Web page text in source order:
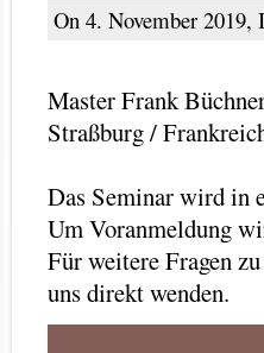
On 4. November 2019,
Master Frank
Straßburg /
Das Seminar wird in
Um Voranmeldung
Für weitere Fragen
uns direkt wenden.